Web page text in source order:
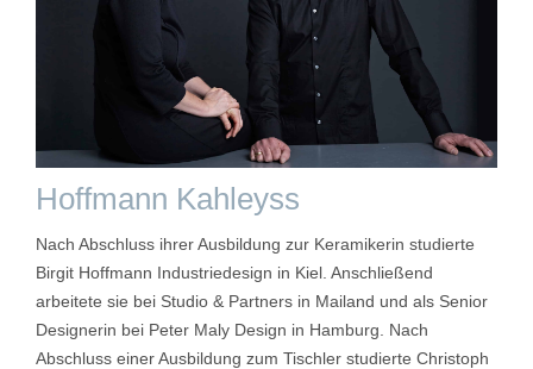
Hoffmann Kahleyss
Nach Abschluss ihrer Ausbildung zur Keramikerin studierte
Birgit Hoffmann Industriedesign in Kiel. Anschließend
arbeitete sie bei Studio & Partners in Mailand und als Senior
Designerin bei Peter Maly Design in Hamburg. Nach
Abschluss einer Ausbildung zum Tischler studierte Christoph